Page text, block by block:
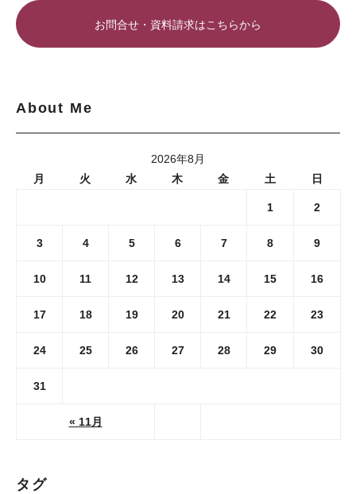
お問合せ・資料請求はこちらから
About Me
2026年8月
月
火 水 木 金 土 日
« 11月
1 2
3 4 5 6 7 8 9
10 11 12 13 14 15 16
17 18 19 20 21 22 23
24 25 26 27 28 29 30
31
タグ